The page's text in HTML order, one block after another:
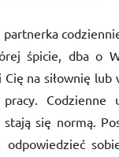
partnerka
śpicie, dba o
na siłownię lub
Codzienne
stają się normą.
odpowiedzieć